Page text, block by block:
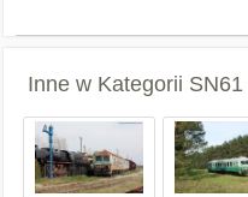
Inne w Kategorii SN61